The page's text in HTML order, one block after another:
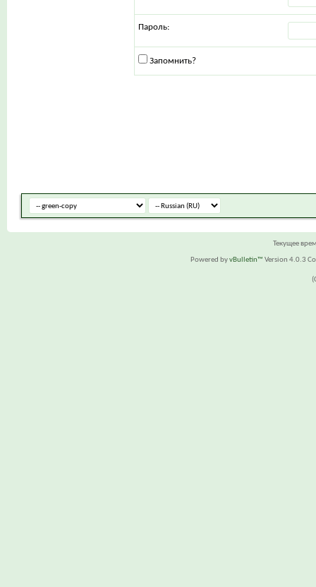
Пароль:
Запомнить?
Текущее
Powered byvBulletin™ Version 4.0.3